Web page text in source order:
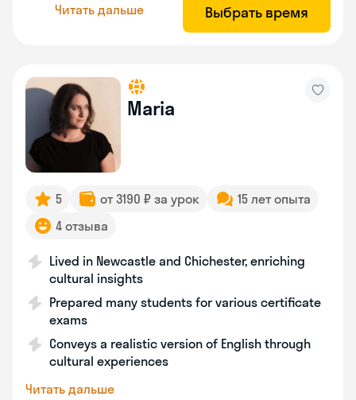
Читать дальше Выбрать время
Maria
5 от 3190 ₽ за урок
15 лет опыта
4 отзыва
Lived in Newcastle and Chichester, enriching
cultural insights
Prepared many students for various certificate
exams
Conveys a realistic version of English through
cultural experiences
Читать дальше